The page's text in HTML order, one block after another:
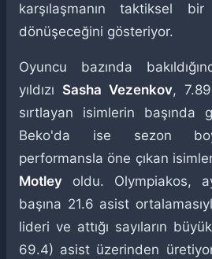
karşılaşmanın taktiksel
dönüşeceğini gösteriyor.
Oyuncu bazında
yıldızı Sasha Vezenkov,
sırtlayan isimlerin başında
Beko'da ise sezon
performansla öne çıkan
Motley oldu. Olympiakos,
başına 21.6 asist
lideri ve attığı sayıların
69.4) asist üzerinden